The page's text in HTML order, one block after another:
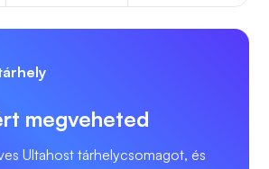
megveheted
Ultahost tárhelycsomagot, és